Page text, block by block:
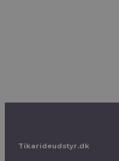
Tikarideudstyr.dk